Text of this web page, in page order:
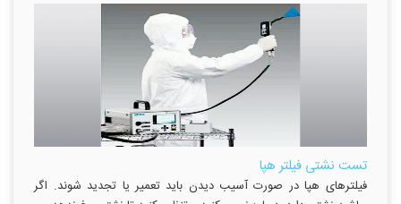
تست نشتی فیلتر هپا
فیلترهای هپا در صورت آسیب دیدن باید تعمیر یا تجدید شوند. اگر